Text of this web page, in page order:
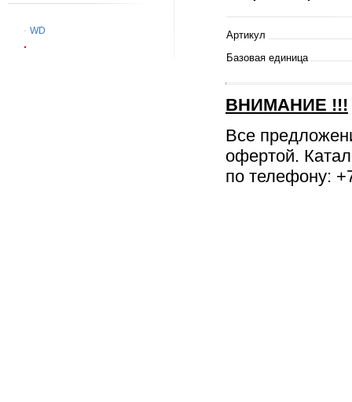
WD
Артикул
Базовая единица
ВНИМАНИЕ !!!
Все
офертой.
по телефону: